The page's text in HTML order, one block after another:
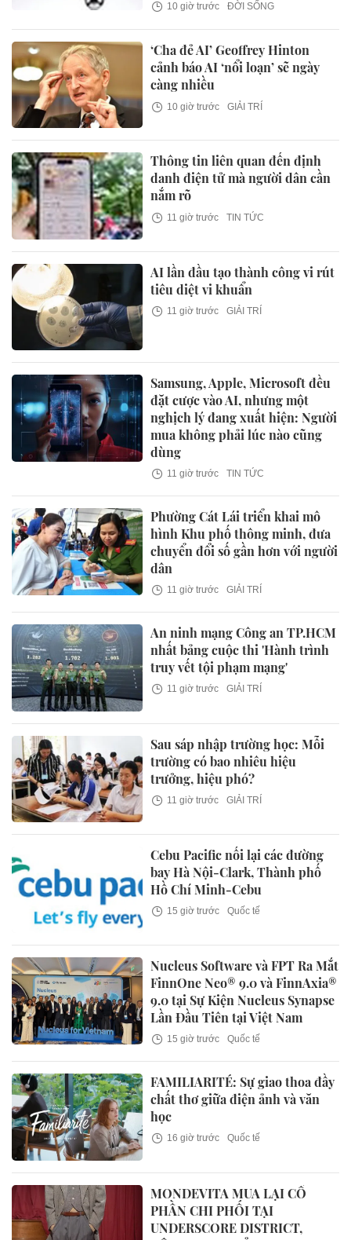
10 giờ trước ĐỜI SỐNG
‘Cha đẻ AI’ Geoffrey Hinton
cảnh báo AI ‘nổi loạn’ sẽ ngày
càng nhiều
10 giờ trước GIẢI TRÍ
Thông tin liên quan đến định
danh điện tử mà người dân cần
nắm rõ
11 giờ trước TIN TỨC
AI lần đầu tạo thành công vi rút
tiêu diệt vi khuẩn
11 giờ trước GIẢI TRÍ
Samsung, Apple, Microsoft đều
đặt cược vào AI, nhưng một
nghịch lý đang xuất hiện: Người
mua không phải lúc nào cũng
dùng
11 giờ trước TIN TỨC
Phường Cát Lái triển khai mô
hình Khu phố thông minh, đưa
chuyển đổi số gần hơn với người
dân
11 giờ trước GIẢI TRÍ
An ninh mạng Công an TP.HCM
nhất bảng cuộc thi 'Hành trình
truy vết tội phạm mạng'
11 giờ trước GIẢI TRÍ
Sau sáp nhập trường học: Mỗi
trường có bao nhiêu hiệu
trưởng, hiệu phó?
11 giờ trước GIẢI TRÍ
Cebu Pacific nối lại các đường
bay Hà Nội-Clark, Thành phố
Hồ Chí Minh-Cebu
15 giờ trước Quốc tế
Nucleus Software và FPT Ra Mắt
FinnOne Neo® 9.0 và FinnAxia®
9.0 tại Sự Kiện Nucleus Synapse
Lần Đầu Tiên tại Việt Nam
15 giờ trước Quốc tế
FAMILIARITÉ: Sự giao thoa đầy
chất thơ giữa điện ảnh và văn
học
16 giờ trước Quốc tế
MONDEVITA MUA LẠI CỔ
PHẦN CHI PHỐI TẠI
UNDERSCORE DISTRICT,